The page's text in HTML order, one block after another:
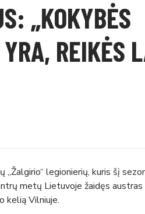
„KOKYBĖS
REIKĖS
„Žalgirio“ legionierių, kuris šį
metų Lietuvoje žaidęs
kelią Vilniuje.